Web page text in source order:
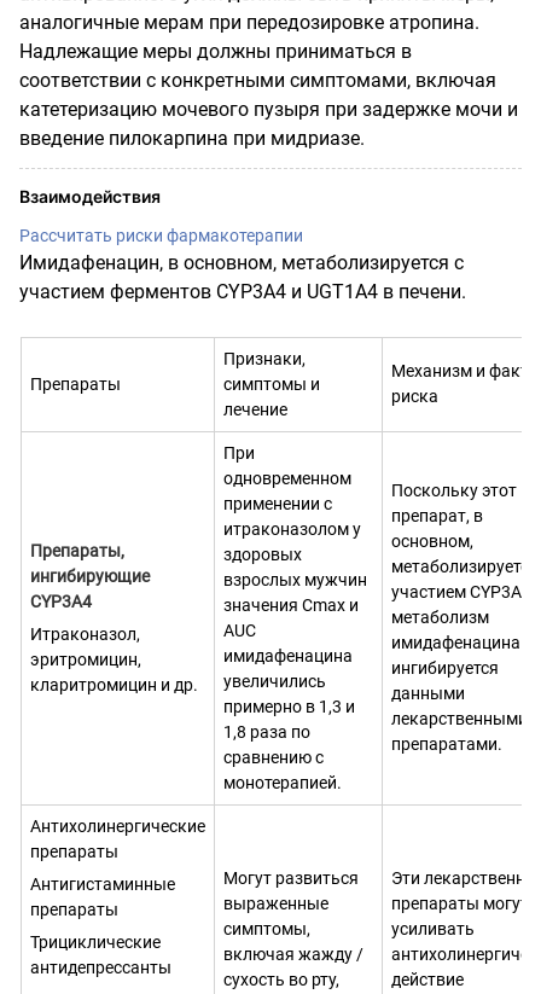
аналогичные мерам при передозировке атропина.
Надлежащие меры должны приниматься в
соответствии с конкретными симптомами, включая
катетеризацию мочевого пузыря при задержке мочи и
введение пилокарпина при мидриазе.
Взаимодействия
Рассчитать риски фармакотерапии
Имидафенацин, в основном, метаболизируется с
участием ферментов CYP3A4 и UGT1A4 в печени.
Препараты
Признаки,
симптомы и
лечение
Механизм и
риска
Препараты,
ингибирующие
CYP3A4
Итраконазол,
эритромицин,
кларитромицин и др.
При
одновременном
применении с
итраконазолом у
здоровых
взрослых мужчин
значения Сmах и
AUC
имидафенацина
увеличились
примерно в 1,3 и
1,8 раза по
сравнению с
монотерапией.
Поскольку этот
препарат, в
основном,
метаболизируется
участием CYP3A4,
метаболизм
имидафенацина
ингибируется
данными
лекарственными
препаратами.
Антихолинергические
препараты
Антигистаминные
препараты
Трициклические
антидепрессанты
Могут развиться
выраженные
симптомы,
включая жажду /
сухость во рту,
Эти
препараты могут
усиливать
действие